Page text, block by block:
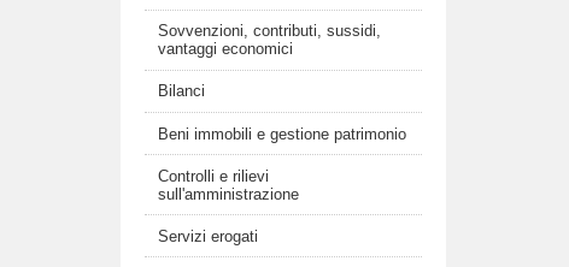
Sovvenzioni, contributi, sussidi,
vantaggi economici
Bilanci
Beni immobili e gestione patrimonio
Controlli e rilievi
sull'amministrazione
Servizi erogati